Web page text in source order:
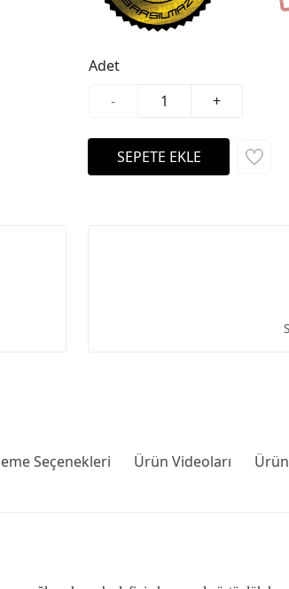
Adet
-
+
Seçenekleri Ürün Videoları